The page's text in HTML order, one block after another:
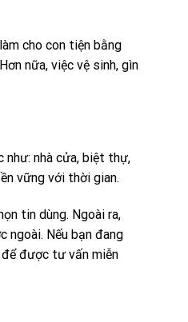
cho con tiện bằng
nữa, việc vệ sinh, gìn
như: nhà cửa, biệt thự,
vững với thời gian.
tin dùng. Ngoài ra,
ngoài. Nếu bạn đang
được tư vấn miễn